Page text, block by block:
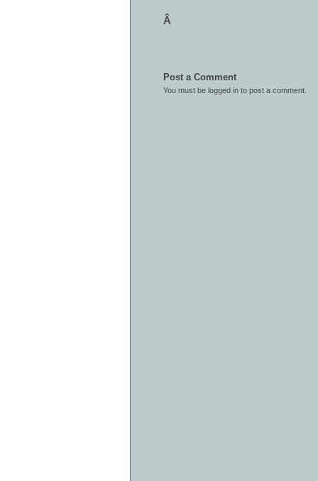
Â
Post a Comment
You must be logged in to post a comment.